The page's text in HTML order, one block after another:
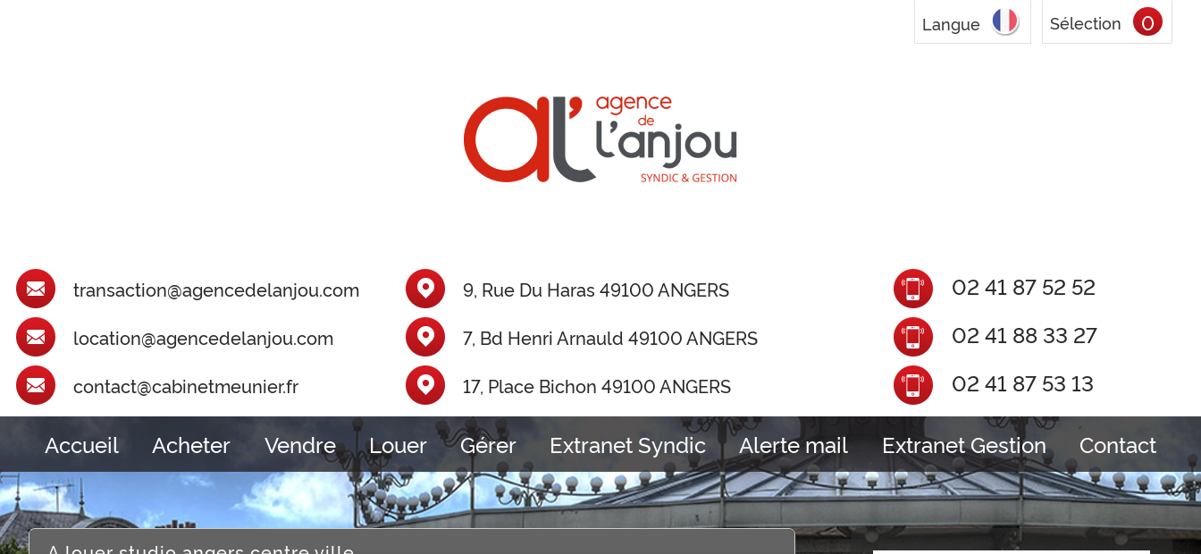
Langue Sélection 0
transaction@agencedelanjou.com 9, Rue Du Haras 49100 ANGERS 02 41 87 52 52
location@agencedelanjou.com 7, Bd Henri Arnauld 49100 ANGERS 02 41 88 33 27
contact@cabinetmeunier.fr 17, Place Bichon 49100 ANGERS 02 41 87 53 13
Accueil Acheter Vendre Louer Gérer Extranet Syndic Alerte mail Extranet Gestion Contact